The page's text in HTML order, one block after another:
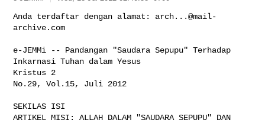
Anda terdaftar dengan alamat: arch...@mail-
archive.com
e-JEMMi -- Pandangan "Saudara Sepupu" Terhadap
Inkarnasi Tuhan dalam Yesus
Kristus 2
No.29, Vol.15, Juli 2012
SEKILAS ISI
ARTIKEL MISI: ALLAH DALAM "SAUDARA SEPUPU" DAN